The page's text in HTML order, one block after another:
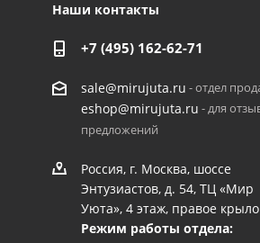
Наши контакты
+7 (495) 162-62-71
sale@mirujuta.ru - отдел
eshop@mirujuta.ru - для
предложений
Россия, г. Москва, шоссе
Энтузиастов, д. 54, ТЦ «Мир
Уюта», 4 этаж, правое крыло
Режим работы отдела: